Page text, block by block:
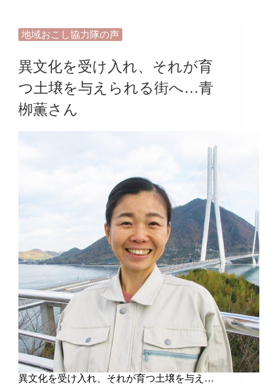
地域おこし協力隊の声
異文化を受け入れ、それが育
つ土壌を与えられる街へ…青
栁薫さん
異文化を受け入れ、それが育つ土壌を与え…